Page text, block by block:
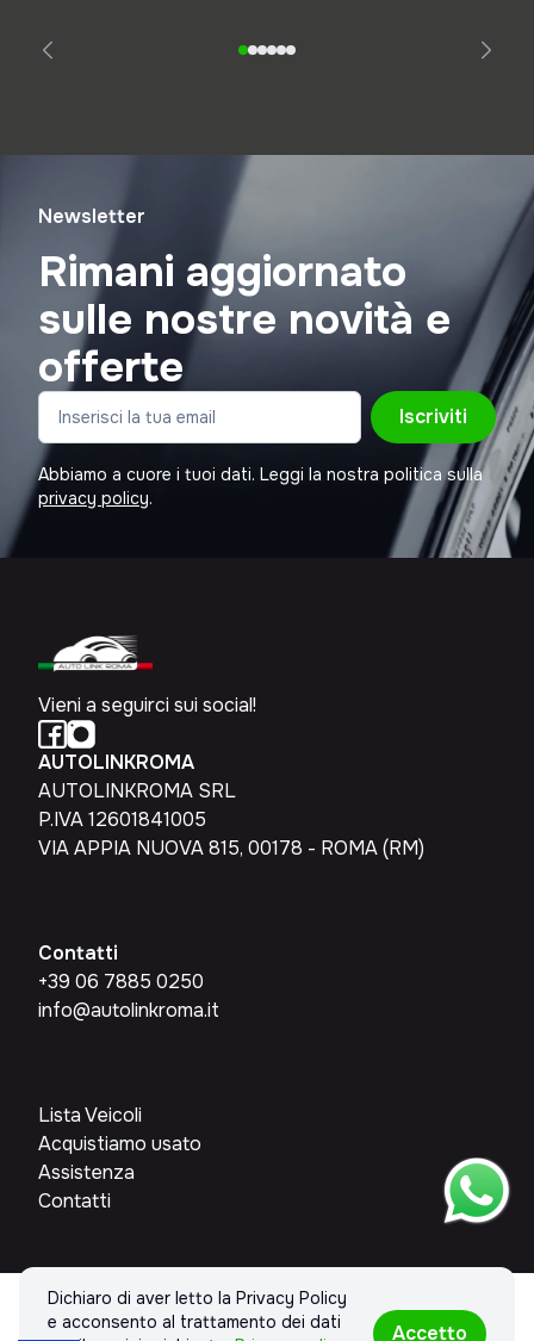
Newsletter
Rimani aggiornato
sulle nostre novità e
offerte
Iscriviti
Abbiamo a cuore i tuoi dati. Leggi la nostra politica sulla
privacy policy.
Vieni a seguirci sui social!
AUTOLINKROMA
AUTOLINKROMA SRL
P.IVA 12601841005
VIA APPIA NUOVA 815, 00178 - ROMA (RM)
Contatti
+39 06 7885 0250
info@autolinkroma.it
Lista Veicoli
Acquistiamo usato
Assistenza
Contatti
Dichiaro di aver letto la Privacy Policy
e acconsento al trattamento dei dati
Accetto
© 2026 AUTOLINKROMA SRL. Tutti i diritti riservati.
Privacy policy & Cookies policy